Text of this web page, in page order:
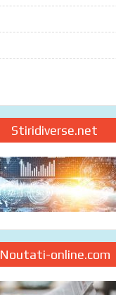
Stiridiverse.net
Noutati-online.com